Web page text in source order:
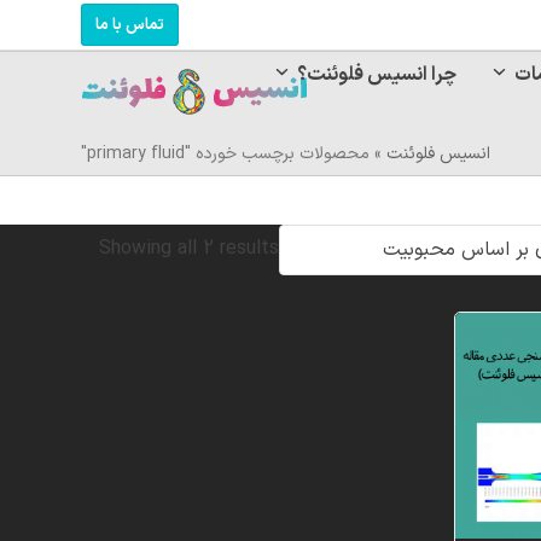
تماس با ما
چرا انسیس فلوئنت؟
انسیس فلوئنت » محصولات برچسب خورده "primary fluid"
Showing all 2 results
Sorted